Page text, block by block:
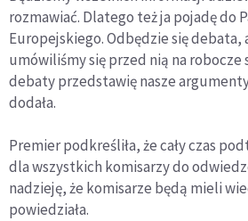
rozmawiać. Dlatego też ja pojadę do
Europejskiego. Odbędzie się debata,
umówiliśmy się przed nią na robocze
debaty przedstawię nasze
dodała.
Premier podkreśliła, że cały czas
dla wszystkich komisarzy do
nadzieję, że komisarze będą mieli
powiedziała.